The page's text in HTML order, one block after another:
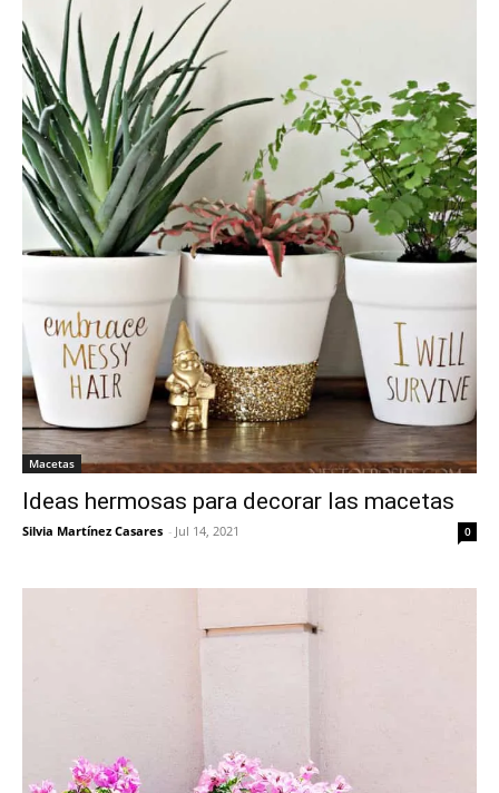
Macetas
Ideas hermosas para decorar las macetas
Silvia Martínez Casares - Jul 14, 2021 0